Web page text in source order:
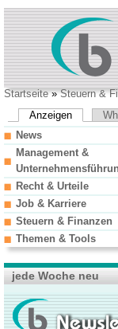
Startseite»Steuern &
Anzeigen
News
Management &
Recht & Urteile
Job & Karriere
Steuern & Finanzen
Themen & Tools
jede Woche neu